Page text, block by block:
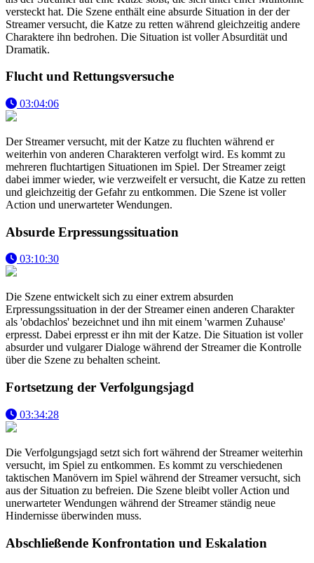
versteckt hat. Die Szene enthält eine absurde Situation in der der
Streamer versucht, die Katze zu retten während gleichzeitig andere
Charaktere ihn bedrohen. Die Situation ist voller Absurdität und
Dramatik.
Flucht und Rettungsversuche
03:04:06
Der Streamer versucht, mit der Katze zu fluchten während er
weiterhin von anderen Charakteren verfolgt wird. Es kommt zu
mehreren fluchtartigen Situationen im Spiel. Der Streamer zeigt
dabei immer wieder, wie verzweifelt er versucht, die Katze zu retten
und gleichzeitig der Gefahr zu entkommen. Die Szene ist voller
Action und unerwarteter Wendungen.
Absurde Erpressungssituation
03:10:30
Die Szene entwickelt sich zu einer extrem absurden
Erpressungssituation in der der Streamer einen anderen Charakter
als 'obdachlos' bezeichnet und ihn mit einem 'warmen Zuhause'
erpresst. Dabei erpresst er ihn mit der Katze. Die Situation ist voller
absurder und vulgarer Dialoge während der Streamer die Kontrolle
über die Szene zu behalten scheint.
Fortsetzung der Verfolgungsjagd
03:34:28
Die Verfolgungsjagd setzt sich fort während der Streamer weiterhin
versucht, im Spiel zu entkommen. Es kommt zu verschiedenen
taktischen Manövern im Spiel während der Streamer versucht, sich
aus der Situation zu befreien. Die Szene bleibt voller Action und
unerwarteter Wendungen während der Streamer ständig neue
Hindernisse überwinden muss.
Abschließende Konfrontation und Eskalation